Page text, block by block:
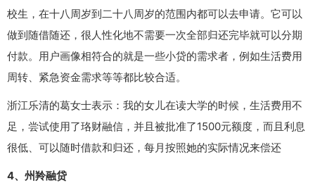
校生，在十八周岁到二十八周岁的范围内都可以去申请。它可以
做到随借随还，很人性化地不需要一次全部归还完毕就可以分期
付款。用户画像相符合的就是一些小贷的需求者，例如生活费用
周转、紧急资金需求等等都比较合适。
浙江乐清的葛女士表示：我的女儿在读大学的时候，生活费用不
足，尝试使用了珞财融信，并且被批准了1500元额度，而且利息
很低、可以随时借款和归还，每月按照她的实际情况来偿还
4、州羚融贷